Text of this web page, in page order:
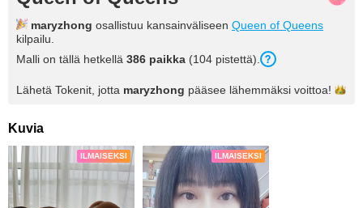
maryzhong osallistuu kansainväliseen Queen of Queens
kilpailu.
Malli on tällä hetkellä 386 paikka (104 pistettä).
Lähetä Tokenit, jotta maryzhong pääsee lähemmäksi voittoa!
Kuvia
ILMAISEKSI ILMAISEKSI